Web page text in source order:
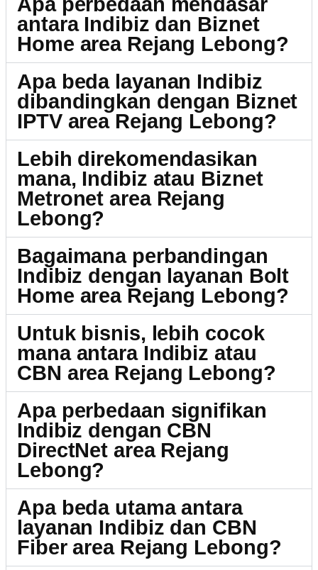
antara Indibiz dan Biznet
Home area Rejang Lebong?
Apa beda layanan Indibiz
dibandingkan dengan Biznet
IPTV area Rejang Lebong?
Lebih direkomendasikan
mana, Indibiz atau Biznet
Metronet area Rejang
Lebong?
Bagaimana perbandingan
Indibiz dengan layanan Bolt
Home area Rejang Lebong?
Untuk bisnis, lebih cocok
mana antara Indibiz atau
CBN area Rejang Lebong?
Apa perbedaan signifikan
Indibiz dengan CBN
DirectNet area Rejang
Lebong?
Apa beda utama antara
layanan Indibiz dan CBN
Fiber area Rejang Lebong?